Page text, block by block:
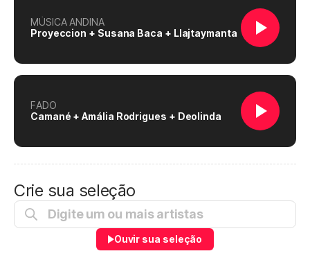
MÚSICA ANDINA
Proyeccion + Susana Baca + Llajtaymanta
FADO
Camané + Amália Rodrigues + Deolinda
Crie sua seleção
Ouvir sua seleção